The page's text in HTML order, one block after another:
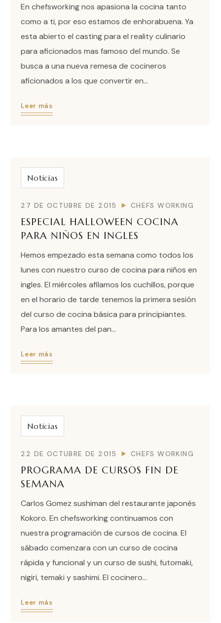
En chefsworking nos apasiona la cocina tanto
como a ti, por eso estamos de enhorabuena. Ya
esta abierto el casting para el reality culinario
para aficionados mas famoso del mundo. Se
busca a una nueva remesa de cocineros
aficionados a los que convertir en...
Leer más
Noticias
27 DE OCTUBRE DE 2015 CHEFS WORKING
ESPECIAL HALLOWEEN COCINA
PARA NIÑOS EN INGLES
Hemos empezado esta semana como todos los
lunes con nuestro curso de cocina para niños en
ingles. El miércoles afilamos los cuchillos, porque
en el horario de tarde tenemos la primera sesión
del curso de cocina básica para principiantes.
Para los amantes del pan...
Leer más
Noticias
22 DE OCTUBRE DE 2015 CHEFS WORKING
PROGRAMA DE CURSOS FIN DE
SEMANA
Carlos Gomez sushiman del restaurante japonés
Kokoro. En chefsworking continuamos con
nuestra programación de cursos de cocina. El
sábado comenzara con un curso de cocina
rápida y funcional y un curso de sushi, futomaki,
nigiri, temaki y sashimi. El cocinero...
Leer más